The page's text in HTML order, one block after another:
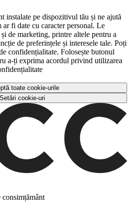
instalate pe dispozitivul tău și ne ajută
fi date cu caracter personal. Le
de marketing, printre altele pentru a
de preferințele și interesele tale. Poți
confidențialitate. Folosește butonul
a-ți exprima acordul privind utilizarea
toate cookie-urile
Setări cookie-uri
consimțământ